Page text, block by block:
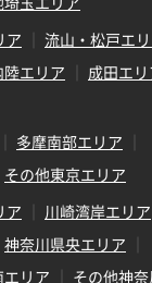
ア
流山・松戸エ
エリア
成田エリ
多摩南部エリア
その他東京エリア
ア
川崎湾岸エリア
神奈川県央エリア
リア その他神